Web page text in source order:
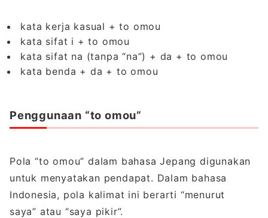
kata kerja kasual + to omou
kata sifat i + to omou
kata sifat na (tanpa “na”) + da + to omou
kata benda + da + to omou
Penggunaan “to omou”
Pola “to omou” dalam bahasa Jepang digunakan
untuk menyatakan pendapat. Dalam bahasa
Indonesia, pola kalimat ini berarti “menurut
saya” atau “saya pikir”.